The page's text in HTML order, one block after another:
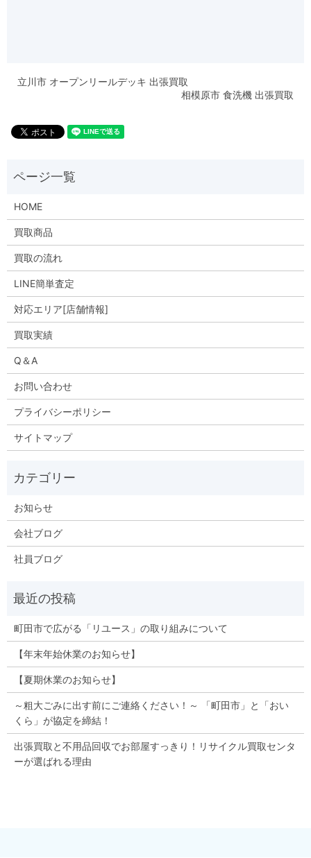
立川市 オープンリールデッキ 出張買取
相模原市 食洗機 出張買取
HOME
買取商品
買取の流れ
LINE簡単査定
対応エリア[店舗情報]
買取実績
Q＆A
お問い合わせ
プライバシーポリシー
サイトマップ
お知らせ
会社ブログ
社員ブログ
町田市で広がる「リユース」の取り組みについて
【年末年始休業のお知らせ】
【夏期休業のお知らせ】
～粗大ごみに出す前にご連絡ください！～ 「町田市」と「おい
くら」が協定を締結！
出張買取と不用品回収でお部屋すっきり！リサイクル買取センタ
ーが選ばれる理由